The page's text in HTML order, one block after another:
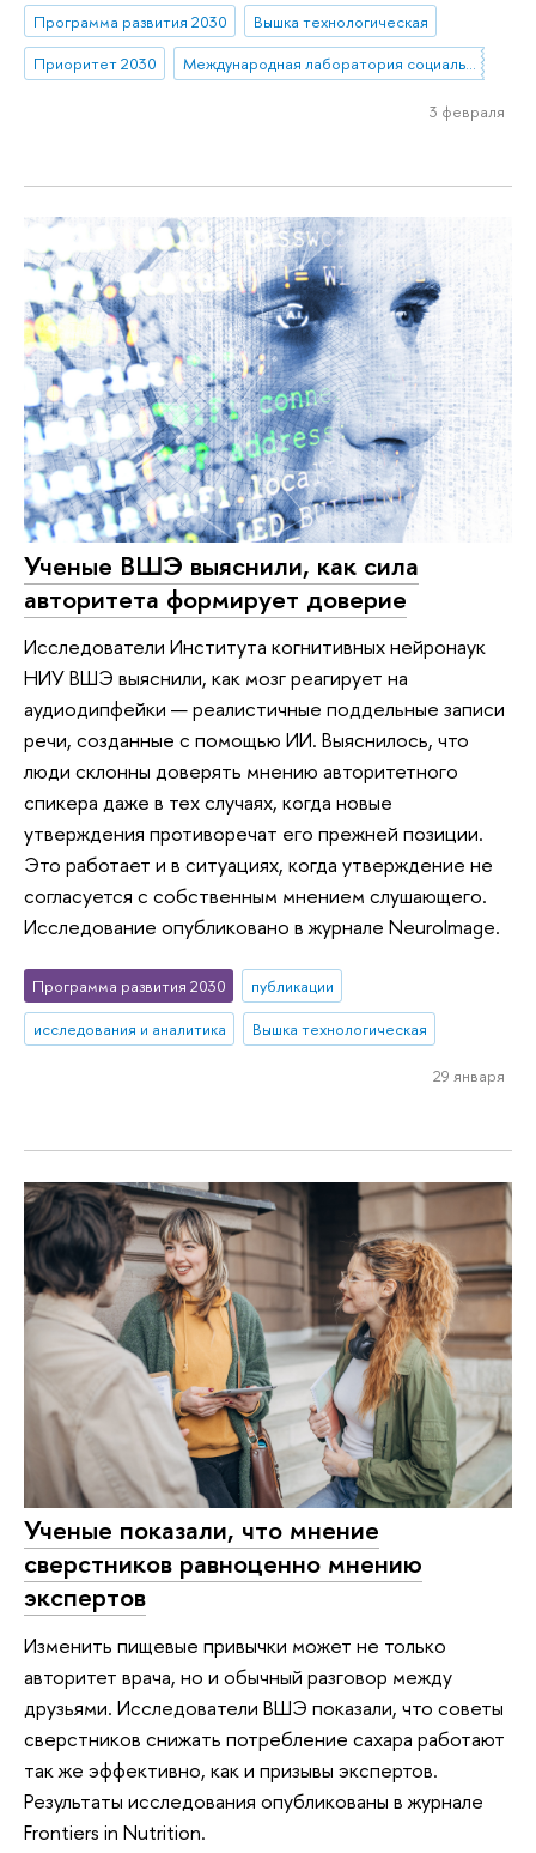
Программа развития 2030
Вышка технологическая
Приоритет 2030
Международная лаборатория социальной нейробиологии
3 февраля
Ученые ВШЭ выяснили, как сила
авторитета формирует доверие
Исследователи Института когнитивных нейронаук
НИУ ВШЭ выяснили, как мозг реагирует на
аудиодипфейки — реалистичные поддельные записи
речи, созданные с помощью ИИ. Выяснилось, что
люди склонны доверять мнению авторитетного
спикера даже в тех случаях, когда новые
утверждения противоречат его прежней позиции.
Это работает и в ситуациях, когда утверждение не
согласуется с собственным мнением слушающего.
Исследование опубликовано в журнале NeuroImage.
Программа развития 2030
публикации
исследования и аналитика
Вышка технологическая
29 января
Ученые показали, что мнение
сверстников равноценно мнению
экспертов
Изменить пищевые привычки может не только
авторитет врача, но и обычный разговор между
друзьями. Исследователи ВШЭ показали, что советы
сверстников снижать потребление сахара работают
так же эффективно, как и призывы экспертов.
Результаты исследования опубликованы в журнале
Frontiers in Nutrition.